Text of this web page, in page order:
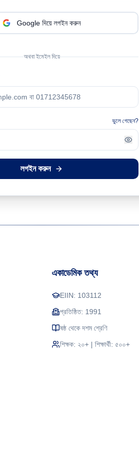
Google দিয়ে লগইনকরুন
অথবা ইমেইল দিয়ে
ভুলে গেছেন?
লগইন করুন
একাডেমিক তথ্য
EIIN: 103112
প্রতিষ্ঠিত: 1991
ষষ্ঠ থেকে দশম শ্রেণি
শিক্ষক: ২০+ | শিক্ষার্থী: ৫০০+